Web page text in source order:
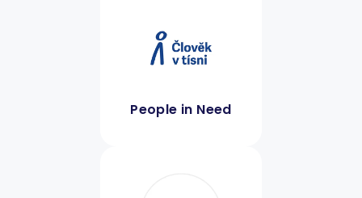
People in Need